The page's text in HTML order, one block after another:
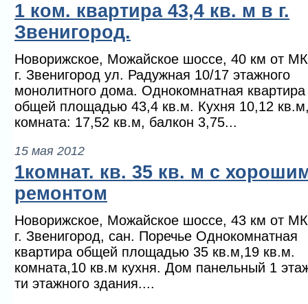
1 ком. квартира 43,4 кв. м в г.
Звенигород.
Новорижское, Можайское шоссе, 40 км от
г. Звенигород ул. Радужная 10/17 этажного
монолитного дома. Однокомнатная квартира
общей площадью 43,4 кв.м. Кухня 10,12
комната: 17,52 кв.м, балкон 3,75...
15 мая 2012
1комнат. кв. 35 кв. м с
ремонтом
Новорижское, Можайское шоссе, 43 км от
г. Звенигород, сан. Поречье Однокомнатная
квартира общей площадью 35 кв.м,19 кв.м.
комната,10 кв.м кухня. Дом панельный 1
ти этажного здания....